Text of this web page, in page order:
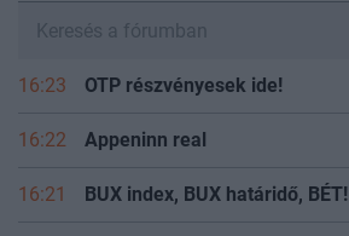
16:23 OTP részvényesek ide!
16:22 Appeninn real
16:21 BUX index, BUX határidő, BÉT!